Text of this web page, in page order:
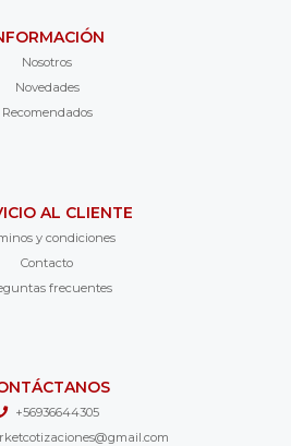
Nosotros
Novedades
Recomendados
AL CLIENTE
y condiciones
Contacto
frecuentes
+56936644305